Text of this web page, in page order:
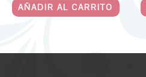
AÑADIR AL CARRITO